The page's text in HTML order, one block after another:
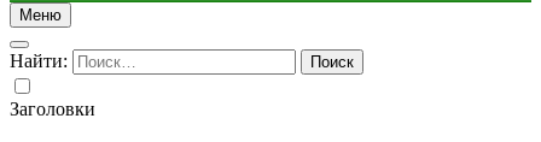
Меню
Найти:
Заголовки